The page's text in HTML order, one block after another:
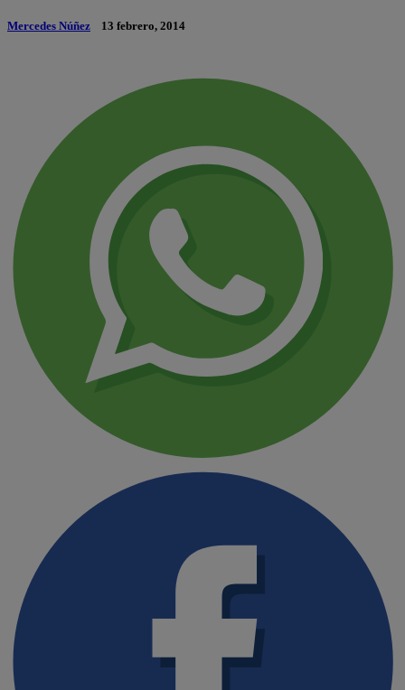
Mercedes Núñez 13 febrero, 2014